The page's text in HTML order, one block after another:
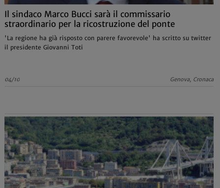
Il sindaco Marco Bucci sarà il commissario
straordinario per la ricostruzione del ponte
'La regione ha già risposto con parere favorevole' ha scritto su twitter
il presidente Giovanni Toti
04/10 Genova, Cronaca